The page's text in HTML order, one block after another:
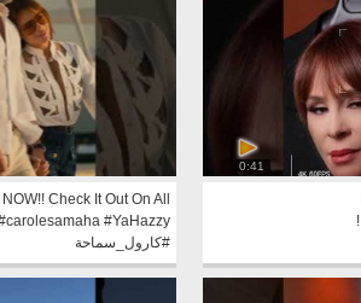
0:41
Check It Out On All
#YaHazzy
#كارول_سماحة